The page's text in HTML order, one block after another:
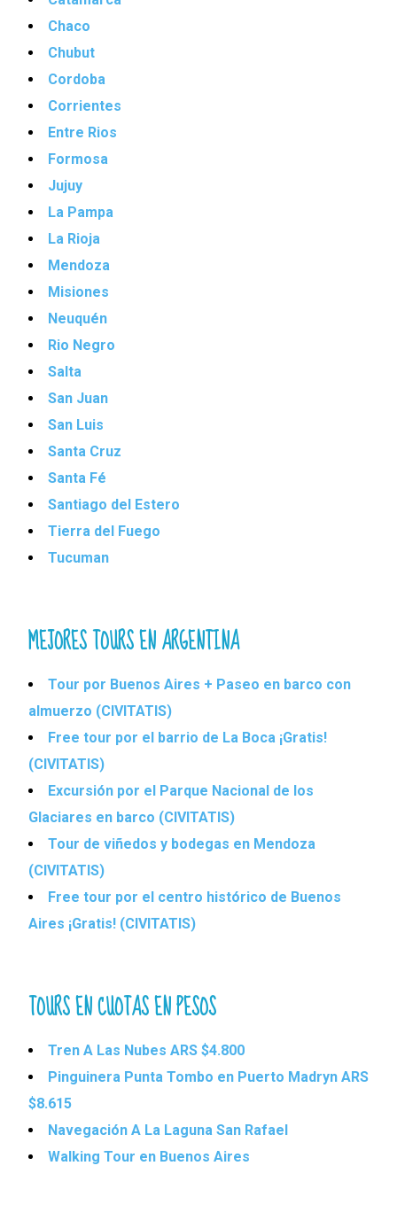
Chaco
Chubut
Cordoba
Corrientes
Entre Rios
Formosa
Jujuy
La Pampa
La Rioja
Mendoza
Misiones
Neuquén
Rio Negro
Salta
San Juan
San Luis
Santa Cruz
Santa Fé
Santiago del Estero
Tierra del Fuego
Tucuman
MEJORES TOURS EN ARGENTINA
Tour por Buenos Aires + Paseo en barco con
almuerzo (CIVITATIS)
Free tour por el barrio de La Boca ¡Gratis!
(CIVITATIS)
Excursión por el Parque Nacional de los
Glaciares en barco (CIVITATIS)
Tour de viñedos y bodegas en Mendoza
(CIVITATIS)
Free tour por el centro histórico de Buenos
Aires ¡Gratis! (CIVITATIS)
TOURS EN CUOTAS EN PESOS
Tren A Las Nubes ARS $4.800
Pinguinera Punta Tombo en Puerto Madryn ARS
$8.615
Navegación A La Laguna San Rafael
Walking Tour en Buenos Aires